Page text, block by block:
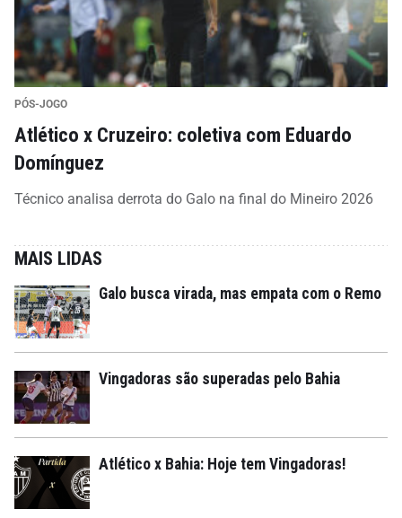
PÓS-JOGO
Atlético x Cruzeiro: coletiva com Eduardo
Domínguez
Técnico analisa derrota do Galo na final do Mineiro 2026
MAIS LIDAS
Galo busca virada, mas empata com o Remo
Vingadoras são superadas pelo Bahia
Atlético x Bahia: Hoje tem Vingadoras!